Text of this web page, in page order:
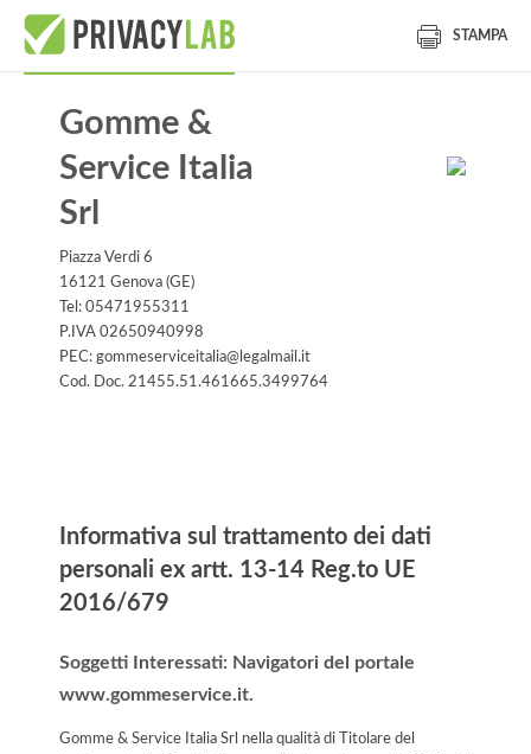
STAMPA
Gomme &
Service Italia
Srl
Piazza Verdi 6
16121 Genova (GE)
Tel: 05471955311
P.IVA 02650940998
PEC: gommeserviceitalia@legalmail.it
Cod. Doc. 21455.51.461665.3499764
Informativa sul trattamento dei dati
personali ex artt. 13-14 Reg.to UE
2016/679
Soggetti Interessati: Navigatori del portale
www.gommeservice.it.
Gomme & Service Italia Srl nella qualità di Titolare del